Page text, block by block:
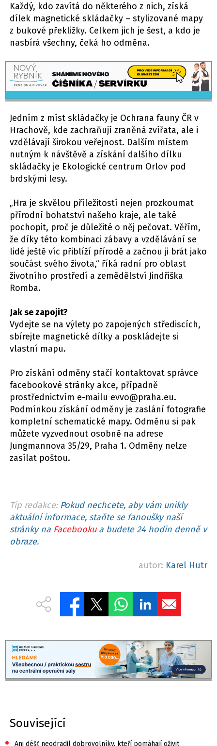
Každý, kdo zavítá do některého z nich, získá
dílek magnetické skládačky – stylizované mapy
z bukové překližky. Celkem jich je šest, a kdo je
nasbírá všechny, čeká ho odměna.
Jedním z míst skládačky je Ochrana fauny ČR v
Hrachově, kde zachraňují zraněná zvířata, ale i
vzdělávají širokou veřejnost. Dalším místem
nutným k návštěvě a získání dalšího dílku
skládačky je Ekologické centrum Orlov pod
brdskými lesy.
„Hra je skvělou příležitostí nejen prozkoumat
přírodní bohatství našeho kraje, ale také
pochopit, proč je důležité o něj pečovat. Věřím,
že díky této kombinaci zábavy a vzdělávání se
lidé ještě víc přiblíží přírodě a začnou ji brát jako
součást svého života,“ říká radní pro oblast
životního prostředí a zemědělství Jindřiška
Romba.
Jak se zapojit?
Vydejte se na výlety po zapojených střediscích,
sbírejte magnetické dílky a poskládejte si
vlastní mapu.
Pro získání odměny stačí kontaktovat správce
facebookové stránky akce, případně
prostřednictvím e-mailu evvo@praha.eu.
Podmínkou získání odměny je zaslání fotografie
kompletní schematické mapy. Odměnu si pak
můžete vyzvednout osobně na adrese
Jungmannova 35/29, Praha 1. Odměny nelze
zasílat poštou.
Tip redakce: Pokud nechcete, aby vám unikly
aktuální informace, staňte se fanoušky naší
stránky na Facebookua budete 24 hodin denně v
obraze.
autor: Karel Hutr
Související
Ani déšť neodradil dobrovolníky, kteří pomáhají oživit